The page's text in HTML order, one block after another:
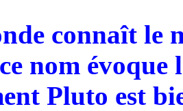
connaît le
nom évoque
Pluto est